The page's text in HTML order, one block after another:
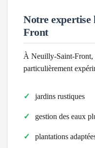
Notre expertise
Front
À Neuilly-Saint-Front,
particulièrement
jardins rustiques
gestion des eaux
plantations